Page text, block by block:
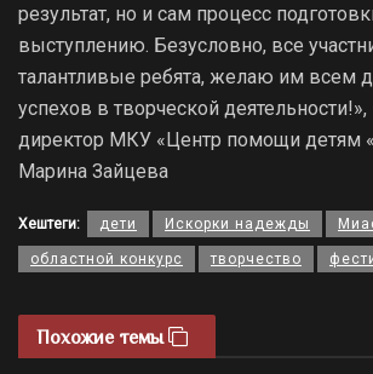
результат, но и сам процесс
выступлению. Безусловно, все
талантливые ребята, желаю им всем
успехов в творческой
директор МКУ «Центр помощи детям
Марина Зайцева
Хештеги: дети Искорки надежды
областной конкурс творчество
Похожие темы